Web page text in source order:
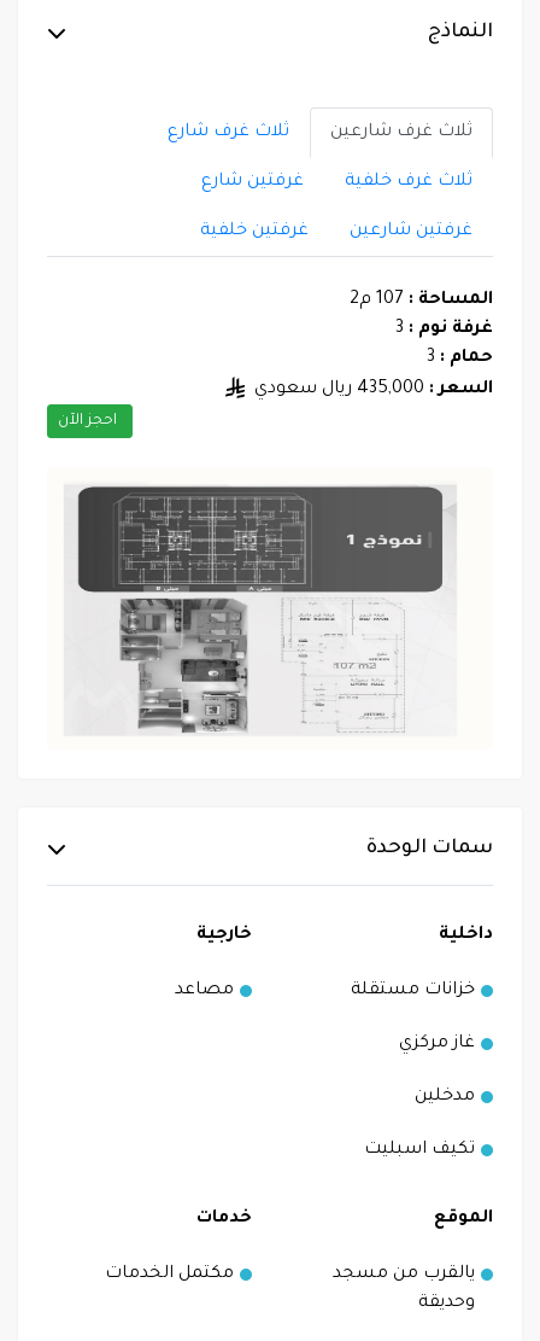
النماذج
ثلاث غرف شارعين ثلاث غرف شارع
ثلاث غرف خلفية غرفتين شارع
غرفتين شارعين غرفتين خلفية
المساحة : 107 م2
غرفة نوم : 3
حمام : 3
السعر : 435,000 ريال سعودي
احجز الآن
سمات الوحدة
داخلية
خزانات مستقلة
غاز مركزي
مدخلين
تكيف اسبليت
خارجية
مصاعد
الموقع
يالقرب من مسجد
وحديقة
خدمات
مكتمل الخدمات